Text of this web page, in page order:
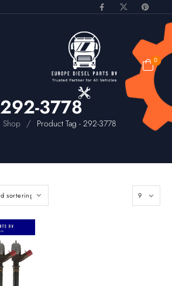
0
292-3778
Shop / Product Tag - 292-3778